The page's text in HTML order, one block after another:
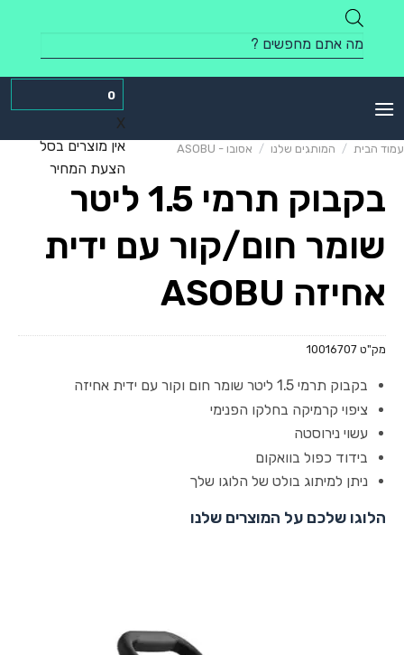
content
Products
search
0
X
אין מוצרים בסל
הצעת המחיר
עמוד הבית / המותגים שלנו / אסובו - ASOBU
בקבוק תרמי 1.5 ליטר
שומר חום/קור עם ידית
אחיזה ASOBU
מק"ט 10016707
בקבוק תרמי 1.5 ליטר שומר חום וקור עם ידית אחיזה
ציפוי קרמיקה בחלקו הפנימי
עשוי נירוסטה
בידוד כפול בוואקום
ניתן למיתוג בולט של הלוגו שלך
הלוגו שלכם על המוצרים שלנו